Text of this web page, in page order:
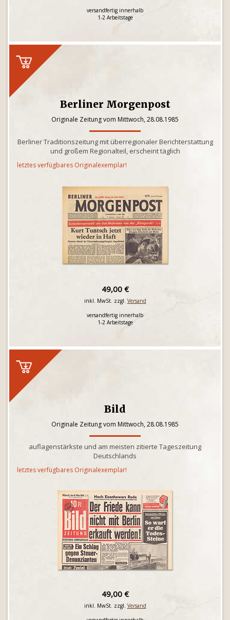
versandfertig innerhalb
1-2 Arbeitstage
Berliner Morgenpost
Originale Zeitung vom Mittwoch, 28.08.1985
Berliner Traditionszeitung mit überregionaler Berichterstattung
und großem Regionalteil, erscheint täglich
letztes verfügbares Originalexemplar!
49,00 €
inkl. MwSt. zzgl. Versand
versandfertig innerhalb
1-2 Arbeitstage
Bild
Originale Zeitung vom Mittwoch, 28.08.1985
auflagenstärkste und am meisten zitierte Tageszeitung
Deutschlands
letztes verfügbares Originalexemplar!
49,00 €
inkl. MwSt. zzgl. Versand